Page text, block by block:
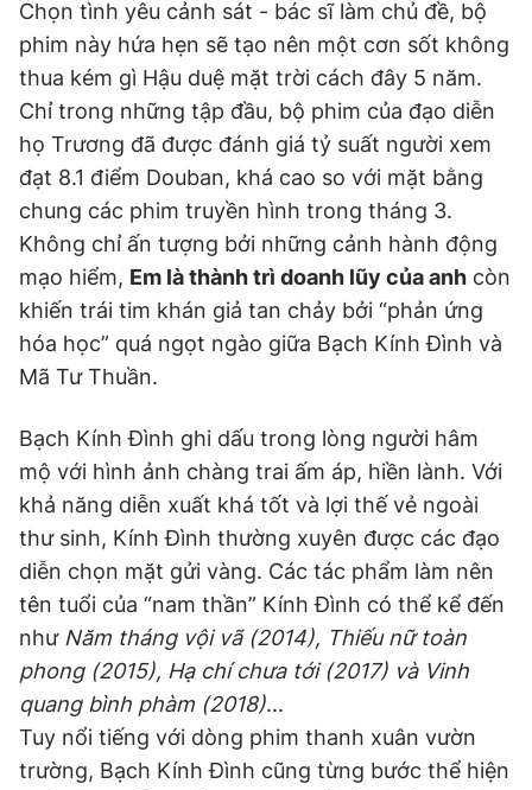
Chọn tình yêu cảnh sát - bác sĩ làm chủ đề, bộ
phim này hứa hẹn sẽ tạo nên một cơn sốt không
thua kém gì Hậu duệ mặt trời cách đây 5 năm.
Chỉ trong những tập đầu, bộ phim của đạo diễn
họ Trương đã được đánh giá tỷ suất người xem
đạt 8.1 điểm Douban, khá cao so với mặt bằng
chung các phim truyền hình trong tháng 3.
Không chỉ ấn tượng bởi những cảnh hành động
mạo hiểm, Em là thành trì doanh lũy của anh còn
khiến trái tim khán giả tan chảy bởi “phản ứng
hóa học” quá ngọt ngào giữa Bạch Kính Đình và
Mã Tư Thuần.
Bạch Kính Đình ghi dấu trong lòng người hâm
mộ với hình ảnh chàng trai ấm áp, hiền lành. Với
khả năng diễn xuất khá tốt và lợi thế vẻ ngoài
thư sinh, Kính Đình thường xuyên được các đạo
diễn chọn mặt gửi vàng. Các tác phẩm làm nên
tên tuổi của “nam thần” Kính Đình có thể kể đến
như Năm tháng vội vã (2014), Thiếu nữ toàn
phong (2015), Hạ chí chưa tới (2017) và Vinh
quang bình phàm (2018)...
Tuy nổi tiếng với dòng phim thanh xuân vườn
trường, Bạch Kính Đình cũng từng bước thể hiện